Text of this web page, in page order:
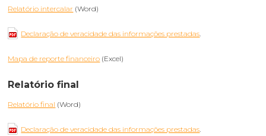
Relatório intercalar (Word)
Declaração de veracidade das informações prestadas.
Mapa de reporte financeiro (Excel)
Relatório final
Relatório final (Word)
Declaração de veracidade das informações prestadas.